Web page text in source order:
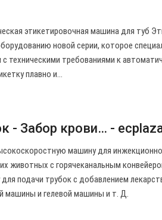
этикетировочная машина для туб
новой серии, которое
техническими требованиями к
плавно и…
- Забор крови… -
машину для
животных с горячеканальным
подачи трубок с добавлением
машины и гелевой машины и т. Д.